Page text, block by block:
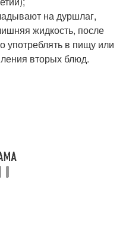
на дуршлаг,
жидкость, после
употреблять в пищу или
вторых блюд.